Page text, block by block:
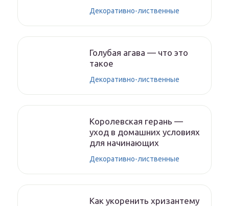
Декоративно-лиственные
Голубая агава — что это
такое
Декоративно-лиственные
Королевская герань —
уход в домашних условиях
для начинающих
Декоративно-лиственные
Как укоренить хризантему